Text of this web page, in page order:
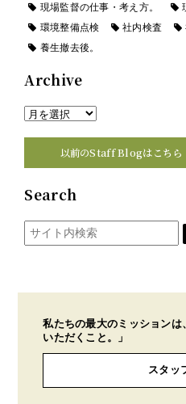
現場監督の仕事・考え方。
環境整備点検
社内検査
養生撤去後。
Archive
以前のStaff Blogはこちら
Search
私たちの最大のミッション
いただくこと。」
スタッ